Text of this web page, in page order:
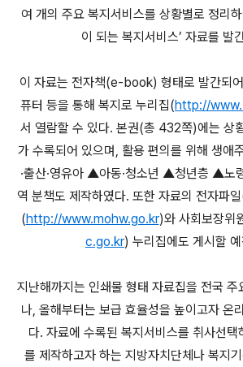
여 개의 주요 복지서비스를 상황별로 정리
이 되는 복지서비스’ 자료를 발
이 자료는 전자책(e-book) 형태로 발간되
퓨터 등을 통해 복지로 누리집(http://
서 열람할 수 있다. 본권(총 432쪽)에는 상
가 수록되어 있으며, 활용 편의를 위해 생애
·출산·영유아 ▲아동·청소년 ▲청년층 ▲노
역 분책도 제작하였다. 또한 자료의 전자파
(http://www.mohw.go.kr)와 사회보장위
c.go.kr) 누리집에도 게시할
지난해까지는 인쇄물 형태 자료집을 전국 주
나, 올해부터는 보급 효율성을 높이고자 온
다. 자료에 수록된 복지서비스를 취사선
를 제작하고자 하는 지방자치단체나 복지